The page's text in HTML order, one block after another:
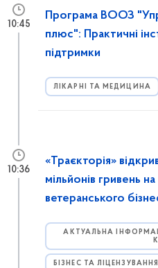
Програма ВООЗ
плюс": Практичні
підтримки
ЛІКАРНІ ТА МЕДИЦИНА
10:45
«Траєкторія»
мільйонів гривень
ветеранського
АКТУАЛЬНА
БІЗНЕС ТА ЛІЦЕНЗУВАННЯ
10:36